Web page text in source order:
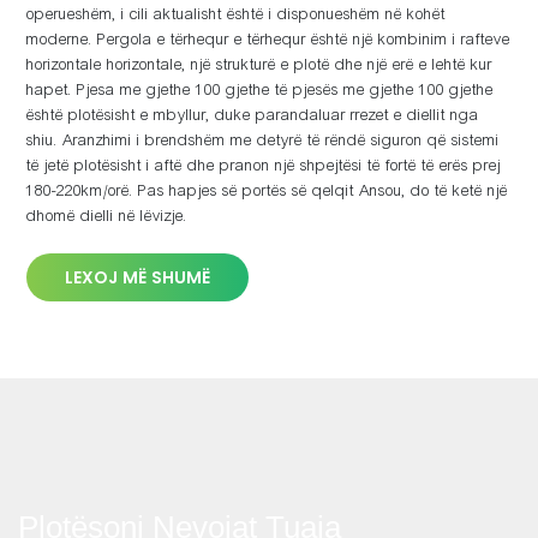
operueshëm, i cili aktualisht është i disponueshëm në kohët
moderne. Pergola e tërhequr e tërhequr është një kombinim i rafteve
horizontale horizontale, një strukturë e plotë dhe një erë e lehtë kur
hapet. Pjesa me gjethe 100 gjethe të pjesës me gjethe 100 gjethe
është plotësisht e mbyllur, duke parandaluar rrezet e diellit nga
shiu. Aranzhimi i brendshëm me detyrë të rëndë siguron që sistemi
të jetë plotësisht i aftë dhe pranon një shpejtësi të fortë të erës prej
180-220km/orë. Pas hapjes së portës së qelqit Ansou, do të ketë një
dhomë dielli në lëvizje.
LEXOJ MË SHUMË